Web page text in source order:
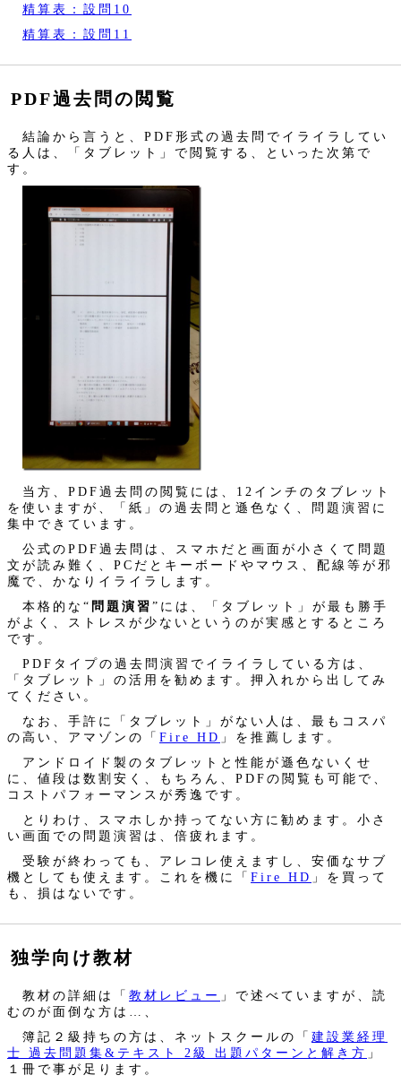
精算表：設問10
精算表：設問11
PDF過去問の閲覧
結論から言うと、PDF形式の過去問でイライラしてい
る人は、「タブレット」で閲覧する、といった次第で
す。
当方、PDF過去問の閲覧には、12インチのタブレット
を使いますが、「紙」の過去問と遜色なく、問題演習に
集中できています。
公式のPDF過去問は、スマホだと画面が小さくて問題
文が読み難く、PCだとキーボードやマウス、配線等が邪
魔で、かなりイライラします。
本格的な“ 問題演習”には、「タブレット」が最も勝手
がよく、ストレスが少ないというのが実感とするところ
です。
PDFタイプの過去問演習でイライラしている方は、
「タブレット」の活用を勧めます。押入れから出してみ
てください。
なお、手許に「タブレット」がない人は、最もコスパ
の高い、アマゾンの「 Fire HD 」を推薦します。
アンドロイド製のタブレットと性能が遜色ないくせ
に、値段は数割安く、もちろん、PDFの閲覧も可能で、
コストパフォーマンスが秀逸です。
とりわけ、スマホしか持ってない方に勧めます。小さ
い画面での問題演習は、倍疲れます。
受験が終わっても、アレコレ使えますし、安価なサブ
機としても使えます。これを機に「 Fire HD 」を買って
も、損はないです。
独学向け教材
教材の詳細は「 教材レビュー 」で述べていますが、読
むのが面倒な方は…、
簿記２級持ちの方は、ネットスクールの「 建設業経理
士 過去問題集&テキスト 2級 出題パターンと解き方 」
１冊で事が足ります。